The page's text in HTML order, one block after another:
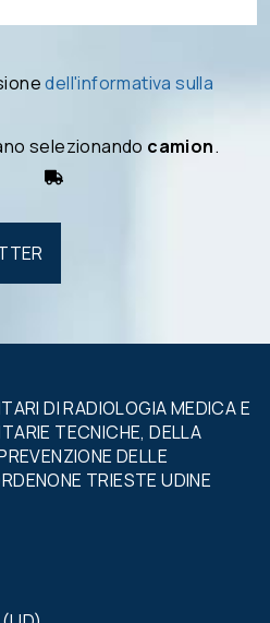
dell'informativa sulla
selezionando camion.
DI RADIOLOGIA MEDICA E
TECNICHE, DELLA
DELLE
TRIESTE UDINE